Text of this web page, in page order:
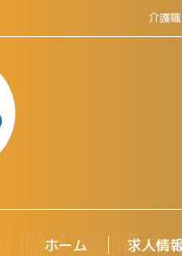
介護
ホーム 求人情